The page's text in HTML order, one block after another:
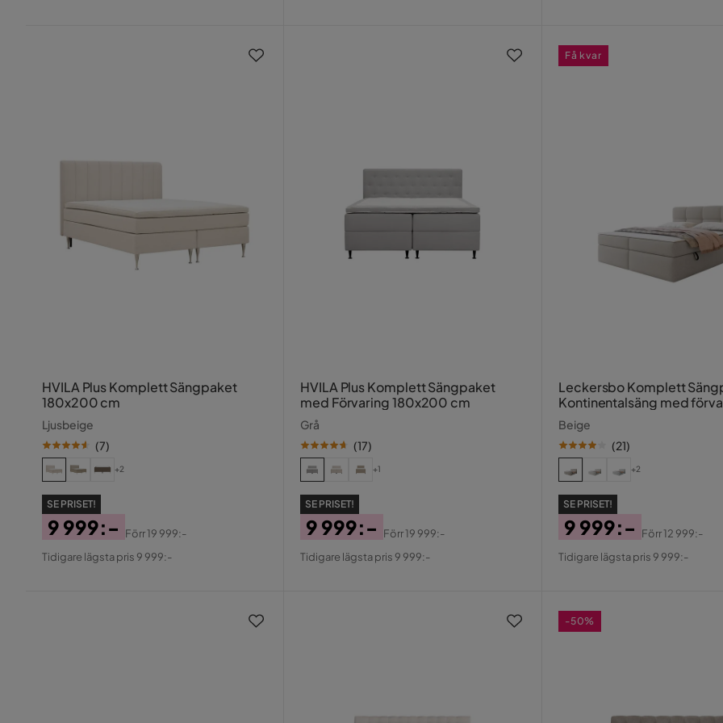
HVILA Plus Komplett Sängpaket
180x200 cm
Ljusbeige
(7)
+2
SE PRISET!
Pris
9 999:-
Original
Förr19 999:-
Tidigare lägsta pris 9 999:-
HVILA Plus Komplett Sängpaket
med Förvaring 180x200 cm
Grå
(17)
+1
SE PRISET!
Pris
9 999:-
Original
Förr19 999:-
Tidigare lägsta pris 9 999:-
Leckersbo Komplett
Kontinentalsäng med
140x200 cm
Beige
(21)
+2
SE PRISET!
Pris
9 999:-
Original
Förr12 999:-
Tidigare lägsta pris 9 999:-
Få kvar
-50%